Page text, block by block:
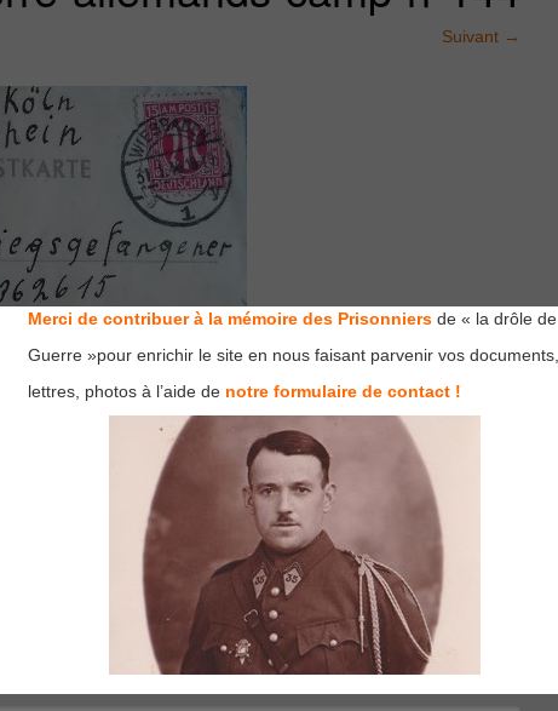
Suivant →
obligatoires sont indiqués avec*
Merci de contribuer à la mémoire des Prisonniers de « la drôle de
Guerre »pour enrichir le site en nous faisant parvenir vos documents,
lettres, photos à l’aide de notre formulaire de contact !